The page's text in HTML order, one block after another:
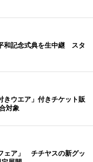
和記念式典を生中継 スタ
きウエア」付きチケット販
対象
ェア」 チチヤスの新グッ